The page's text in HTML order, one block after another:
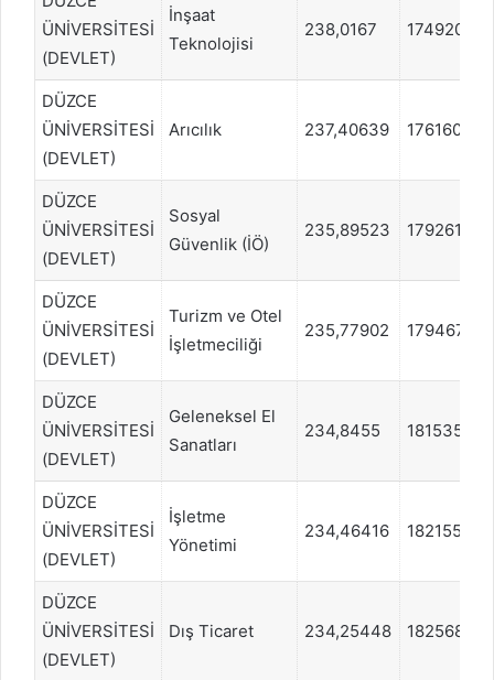
ÜNİVERSİTESİ
(DEVLET)
İnşaat
Teknolojisi
238,0167 1749200
DÜZCE
ÜNİVERSİTESİ
(DEVLET)
Arıcılık 237,40639 1761603
DÜZCE
ÜNİVERSİTESİ
(DEVLET)
Sosyal
Güvenlik (İÖ)
235,89523 1792611
DÜZCE
ÜNİVERSİTESİ
(DEVLET)
Turizm ve Otel
İşletmeciliği
235,77902 1794678
DÜZCE
ÜNİVERSİTESİ
(DEVLET)
Geleneksel El
Sanatları
234,8455 1815351
DÜZCE
ÜNİVERSİTESİ
(DEVLET)
İşletme
Yönetimi
234,46416 1821554
DÜZCE
ÜNİVERSİTESİ
(DEVLET)
Dış Ticaret 234,25448 1825689